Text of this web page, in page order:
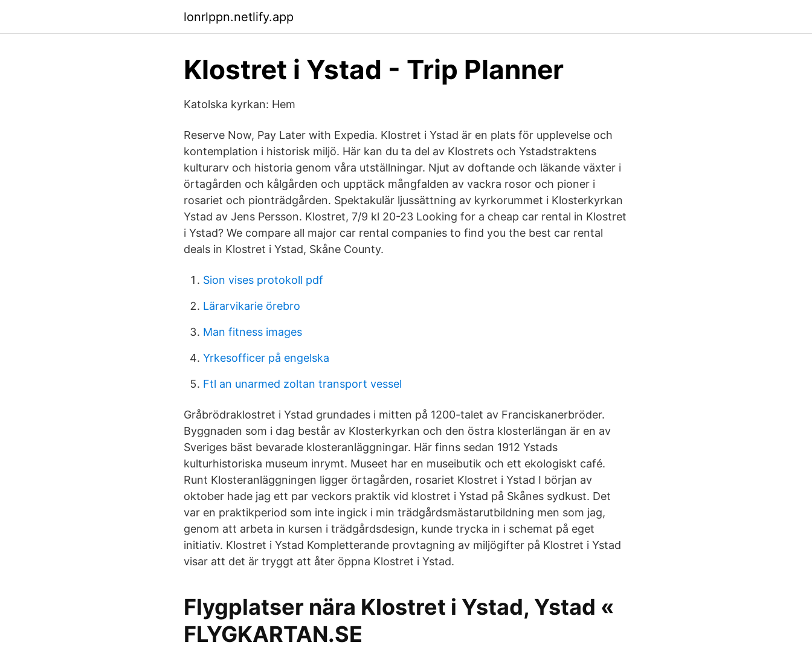
lonrlppn.netlify.app
Klostret i Ystad - Trip Planner
Katolska kyrkan: Hem
Reserve Now, Pay Later with Expedia. Klostret i Ystad är en plats för upplevelse och
kontemplation i historisk miljö. Här kan du ta del av Klostrets och Ystadstraktens
kulturarv och historia genom våra utställningar. Njut av doftande och läkande växter i
örtagården och kålgården och upptäck mångfalden av vackra rosor och pioner i
rosariet och pionträdgården. Spektakulär ljussättning av kyrkorummet i Klosterkyrkan
Ystad av Jens Persson. Klostret, 7/9 kl 20-23 Looking for a cheap car rental in Klostret
i Ystad? We compare all major car rental companies to find you the best car rental
deals in Klostret i Ystad, Skåne County.
Sion vises protokoll pdf
Lärarvikarie örebro
Man fitness images
Yrkesofficer på engelska
Ftl an unarmed zoltan transport vessel
Gråbrödraklostret i Ystad grundades i mitten på 1200-talet av Franciskanerbröder.
Byggnaden som i dag består av Klosterkyrkan och den östra klosterlängan är en av
Sveriges bäst bevarade klosteranläggningar. Här finns sedan 1912 Ystads
kulturhistoriska museum inrymt. Museet har en museibutik och ett ekologiskt café.
Runt Klosteranläggningen ligger örtagården, rosariet Klostret i Ystad I början av
oktober hade jag ett par veckors praktik vid klostret i Ystad på Skånes sydkust. Det
var en praktikperiod som inte ingick i min trädgårdsmästarutbildning men som jag,
genom att arbeta in kursen i trädgårdsdesign, kunde trycka in i schemat på eget
initiativ. Klostret i Ystad Kompletterande provtagning av miljögifter på Klostret i Ystad
visar att det är tryggt att åter öppna Klostret i Ystad.
Flygplatser nära Klostret i Ystad, Ystad «
FLYGKARTAN.SE